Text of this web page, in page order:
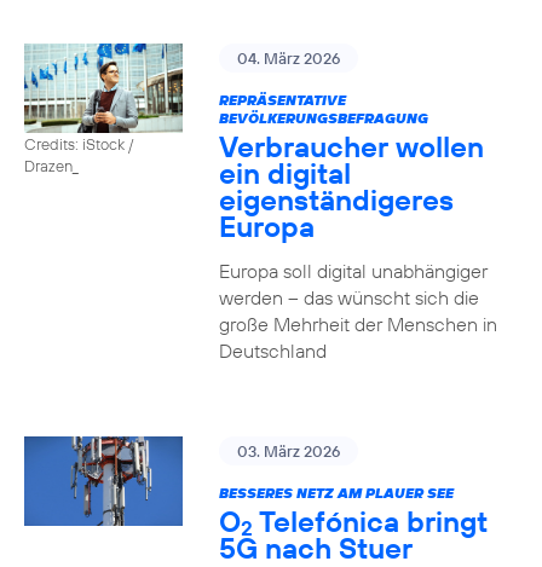
Credits: iStock /
Drazen_
04. März 2026
REPRÄSENTATIVE
BEVÖLKERUNGSBEFRAGUNG
Verbraucher wollen
ein digital
eigenständigeres
Europa
Europa soll digital unabhängiger
werden – das wünscht sich die
große Mehrheit der Menschen in
Deutschland
03. März 2026
BESSERES NETZ AM PLAUER SEE
O2 Telefónica bringt
5G nach Stuer